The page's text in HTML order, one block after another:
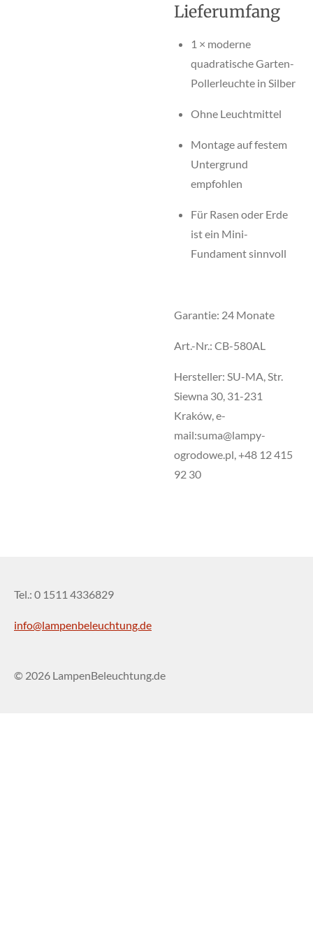
Lieferumfang
1 × moderne
quadratische Garten-
Pollerleuchte in Silber
Ohne Leuchtmittel
Montage auf festem
Untergrund
empfohlen
Für Rasen oder Erde
ist ein Mini-
Fundament sinnvoll
Garantie: 24 Monate
Art.-Nr.: CB-580AL
Hersteller: SU-MA, Str.
Siewna 30, 31-231
Kraków, e-
mail:suma@lampy-
ogrodowe.pl, +48 12 415
92 30
Tel.: 0 1511 4336829
info@lampenbeleuchtung.de
© 2026 LampenBeleuchtung.de